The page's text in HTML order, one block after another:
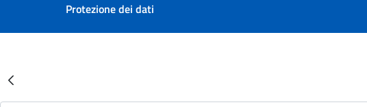
Protezione dei dati
Risultati della Ricerca - Eventi